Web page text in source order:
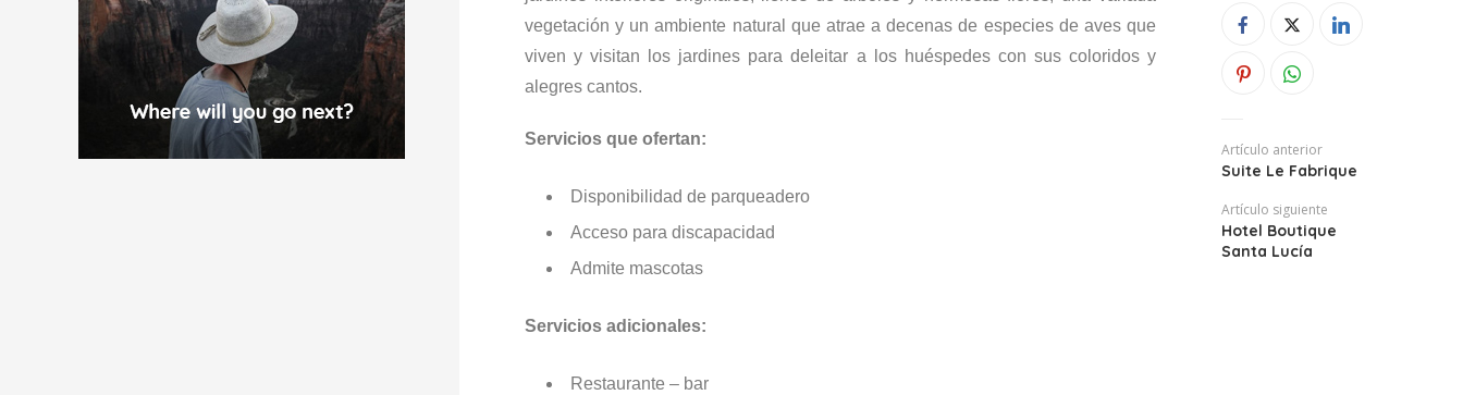
vegetación y un ambiente natural que atrae a decenas de especies de aves que
viven y visitan los jardines para deleitar a los huéspedes con sus coloridos y
alegres cantos.
Servicios que ofertan:
Disponibilidad de parqueadero
Acceso para discapacidad
Admite mascotas
Servicios adicionales:
Restaurante – bar
Artículo anterior
Suite Le Fabrique
Artículo siguiente
Hotel Boutique
Santa Lucía